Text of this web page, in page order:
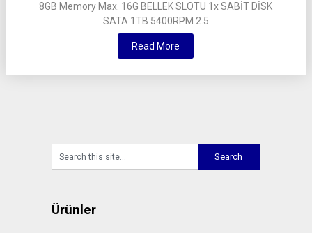
8GB Memory Max. 16G BELLEK SLOTU 1x SABİT DİSK
SATA 1TB 5400RPM 2.5
Read More
Ürünler